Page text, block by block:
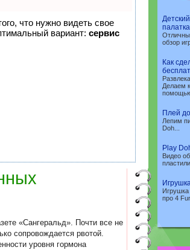
что нужно видеть свое
вариант: сервис
«Сангеральд». Почти все не
сопровождается рвотой.
уровня гормона
палатка
обзор
Как
Делаем
помощью
Плей
Лепим
Doh...
Play
Видео
про 4